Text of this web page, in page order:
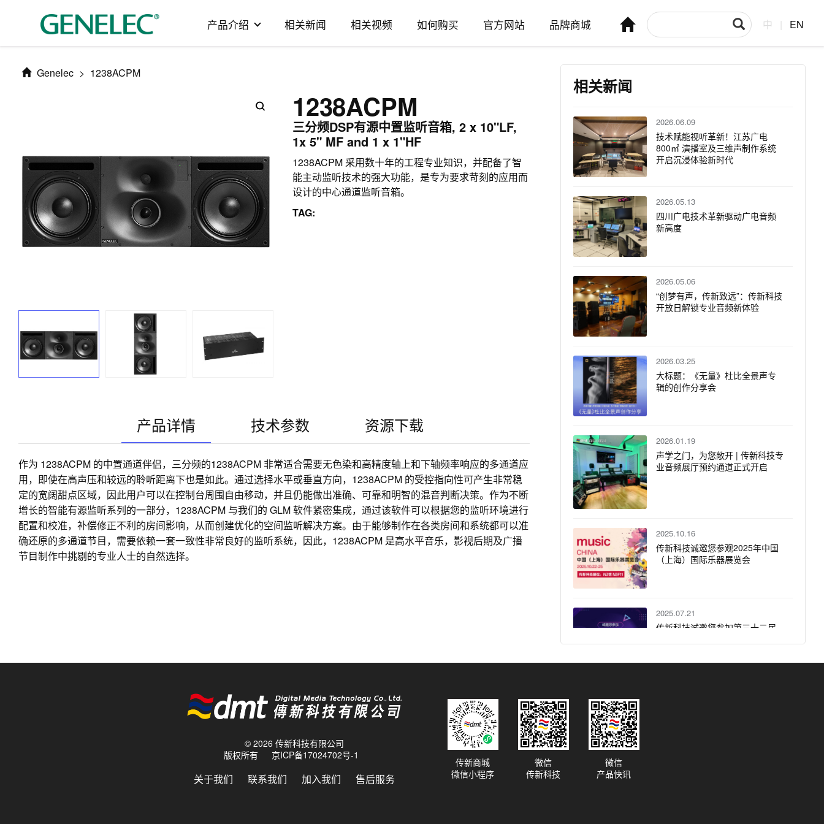
产品介绍 相关新闻 相关视频 如何购买 官方网站 品牌商城 中 EN
Genelec > 1238ACPM
1238ACPM
三分频DSP有源中置监听音箱, 2 x 10"LF,
1x 5" MF and 1 x 1"HF
1238ACPM 采用数十年的工程专业知识，并配备了智
能主动监听技术的强大功能，是专为要求苛刻的应用而
设计的中心通道监听音箱。
TAG:
产品详情 技术参数 资源下载
作为 1238ACPM 的中置通道伴侣，三分频的1238ACPM 非常适合需要无色染和高精度轴上和下轴频率响应的多通道应
用，即使在高声压和较远的聆听距离下也是如此。通过选择水平或垂直方向，1238ACPM 的受控指向性可产生非常稳
定的宽阔甜点区域，因此用户可以在控制台周围自由移动，并且仍能做出准确、可靠和明智的混音判断决策。作为不断
增长的智能有源监听系列的一部分，1238ACPM 与我们的 GLM 软件紧密集成，通过该软件可以根据您的监听环境进行
配置和校准，补偿修正不利的房间影响，从而创建优化的空间监听解决方案。由于能够制作在各类房间和系统都可以准
确还原的多通道节目，需要依赖一套一致性非常良好的监听系统，因此，1238ACPM 是高水平音乐，影视后期及广播
节目制作中挑剔的专业人士的自然选择。
相关新闻
2026.06.09
技术赋能视听革新！江苏广电
800㎡ 演播室及三维声制作系统
开启沉浸体验新时代
2026.05.13
四川广电技术革新驱动广电音频
新高度
2026.05.06
“创梦有声，传新致远”：传新科技
开放日解锁专业音频新体验
2026.03.25
大标题：《无量》杜比全景声专
辑的创作分享会
2026.01.19
声学之门，为您敞开 | 传新科技专
业音频展厅预约通道正式开启
2025.10.16
传新科技诚邀您参观2025年中国
（上海）国际乐器展览会
2025.07.21
传新科技诚邀您参加第三十二届
© 2026 传新科技有限公司
版权所有
京ICP备17024702号-1
关于我们 联系我们 加入我们 售后服务
传新商城
微信小程序
微信
传新科技
微信
产品快讯